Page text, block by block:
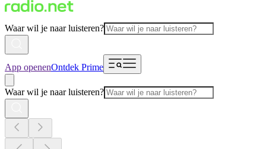
Waar wil je naar luisteren?
App openenOntdek Prime
Waar wil je naar luisteren?